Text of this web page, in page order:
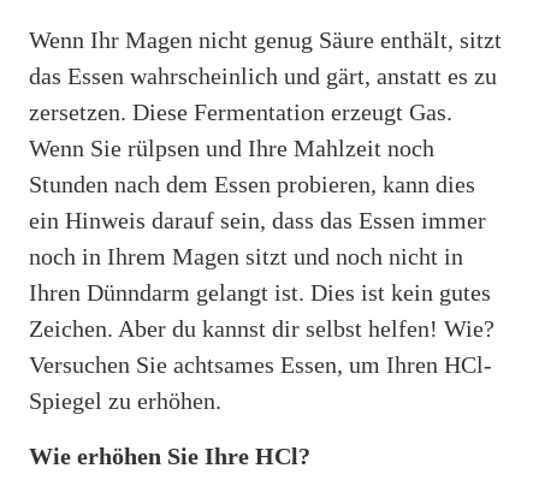
Wenn Ihr Magen nicht genug Säure enthält, sitzt
das Essen wahrscheinlich und gärt, anstatt es zu
zersetzen. Diese Fermentation erzeugt Gas.
Wenn Sie rülpsen und Ihre Mahlzeit noch
Stunden nach dem Essen probieren, kann dies
ein Hinweis darauf sein, dass das Essen immer
noch in Ihrem Magen sitzt und noch nicht in
Ihren Dünndarm gelangt ist. Dies ist kein gutes
Zeichen. Aber du kannst dir selbst helfen! Wie?
Versuchen Sie achtsames Essen, um Ihren HCl-
Spiegel zu erhöhen.
Wie erhöhen Sie Ihre HCl?